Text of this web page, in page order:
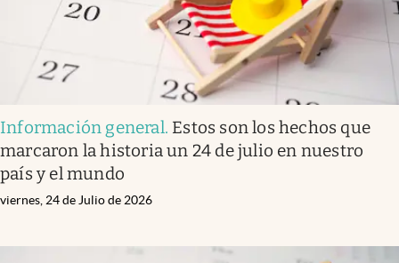
Información general. Estos son los hechos que
marcaron la historia un 24 de julio en nuestro
país y el mundo
viernes, 24 de Julio de 2026